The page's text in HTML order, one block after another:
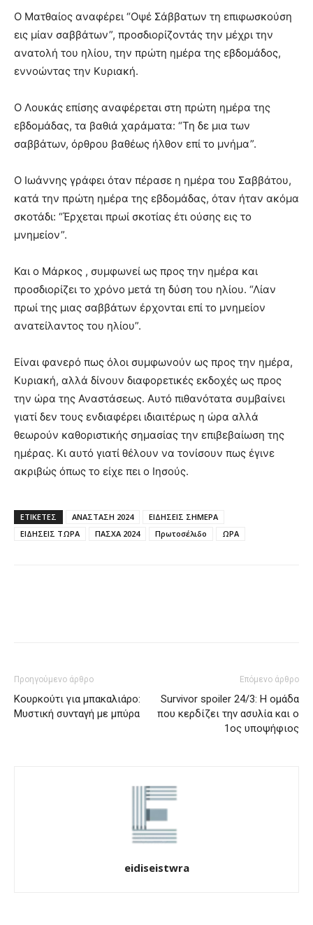
Ο Ματθαίος αναφέρει “Οψέ Σάββατων τη επιφωσκούση
εις μί­αν σαββάτων”, προσδιορίζοντάς την μέχρι την
ανατολή του η­λίου, την πρώτη ημέρα της εβδο­μάδος,
εννοώντας την Κυριακή.
Ο Λουκάς επίσης αναφέρεται στη πρώτη ημέρα της
εβδομάδας, τα βαθιά χαράματα: “Τη δε μια των
σαββάτων, όρθρου βαθέως ήλθον επί το μνήμα”.
O Ιωάννης γράφει όταν πέρασε η ημέρα του Σαββάτου,
κατά την πρώτη ημέρα της εβδομάδας, όταν ήταν ακόμα
σκοτάδι: “Έρχεται πρωί σκοτίας έτι ούσης εις το
μνημείον”.
Και ο Μάρ­κος , συμφωνεί ως προς την ημέρα και
προσδιορίζει το χρόνο μετά τη δύση του ηλί­ου. “Λίαν
πρωί της μιας σαββάτων έρχονται επί το μνημείον
ανατείλαντος του ηλίου”.
Είναι φανερό πως όλοι συμφωνούν ως προς την ημέρα,
Κυριακή, αλλά δίνουν διαφορετικές εκδοχές ως προς
την ώρα της Αναστάσεως. Αυτό πιθανότατα συμβαίνει
γιατί δεν τους ενδιαφέρει ιδιαιτέρως η ώρα αλλά
θεωρούν καθοριστικής σημασίας την επιβεβαίωση της
ημέρας. Κι αυτό γιατί θέλουν να τονίσουν πως έγινε
ακριβώς όπως το είχε πει ο Ιησούς.
ΕΤΙΚΈΤΕΣ ΑΝΑΣΤΑΣΗ 2024
ΕΙΔΗΣΕΙΣ ΣΗΜΕΡΑ
ΕΙΔΗΣΕΙΣ ΤΩΡΑ
ΠΑΣΧΑ 2024 Πρωτοσέλιδο ΩΡΑ
Προηγούμενο άρθρο
Κουρκούτι για μπακαλιάρο:
Μυστική συνταγή με μπύρα
Επόμενο άρθρο
Survivor spoiler 24/3: Η ομάδα
που κερδίζει την ασυλία και ο
1ος υποψήφιος
eidiseistwra